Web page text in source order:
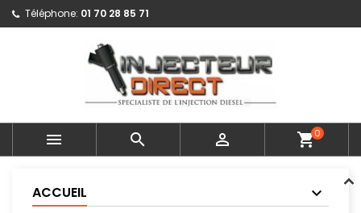
Téléphone: 01 70 28 85 71
   shopping_cart0
ACCUEIL